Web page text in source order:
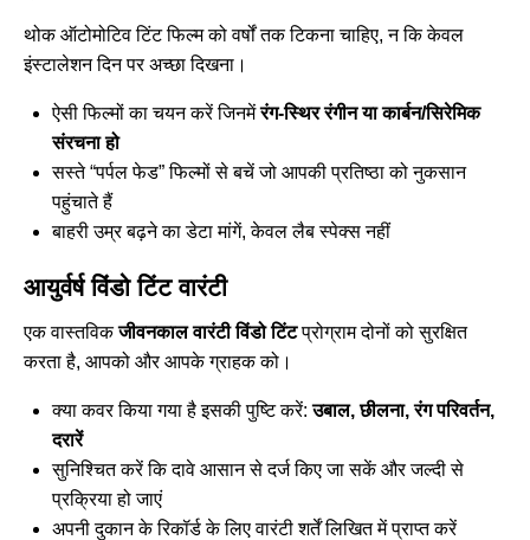
थोक ऑटोमोटिव टिंट फिल्म को वर्षों तक टिकना चाहिए, न कि केवल
इंस्टालेशन दिन पर अच्छा दिखना।
ऐसी फिल्मों का चयन करें जिनमेंरंग-स्थिर रंगीन या कार्बन/सिरेमिक
संरचना हो
सस्ते “पर्पल फेड” फिल्मों से बचें जो आपकी प्रतिष्ठा को नुकसान
पहुंचाते हैं
बाहरी उम्र बढ़ने का डेटा मांगें, केवल लैब स्पेक्स नहीं
आयुर्वर्ष विंडो टिंट वारंटी
एक वास्तविकजीवनकाल वारंटी विंडो टिंटप्रोग्राम दोनों को सुरक्षित
करता है, आपको और आपके ग्राहक को।
क्या कवर किया गया है इसकी पुष्टि करें:उबाल, छीलना, रंग परिवर्तन,
दरारें
सुनिश्चित करें कि दावे आसान से दर्ज किए जा सकें और जल्दी से
प्रक्रिया हो जाएं
अपनी दुकान के रिकॉर्ड के लिए वारंटी शर्तें लिखित में प्राप्त करें